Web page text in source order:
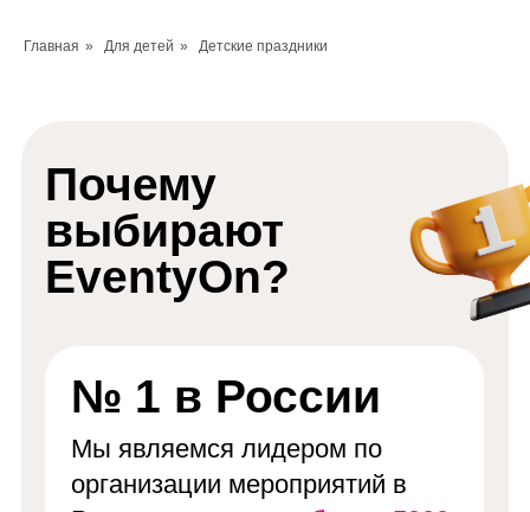
Главная » Для детей » Детские праздники
Дети & родители
№ 1 в России
мероприятий ежегодно
выбирают
EventyOn?